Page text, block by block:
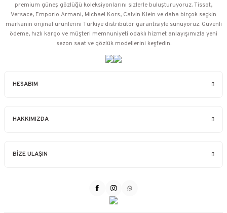
HESABIM
HAKKIMIZDA
BİZE ULAŞIN
premium güneş gözlüğü koleksiyonlarını sizlerle buluşturuyoruz. Tissot,
Versace, Emporio Armani, Michael Kors, Calvin Klein ve daha birçok seçkin
markanın orijinal ürünlerini Türkiye distribütör garantisiyle sunuyoruz. Güvenli
ödeme, hızlı kargo ve müşteri memnuniyeti odaklı hizmet anlayışımızla yeni
sezon saat ve gözlük modellerini keşfedin.